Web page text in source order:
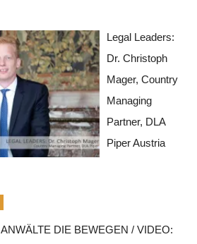
Legal Leaders:
Dr. Christoph
Mager, Country
Managing
Partner, DLA
Piper Austria
ANWÄLTE DIE BEWEGEN / VIDEO: